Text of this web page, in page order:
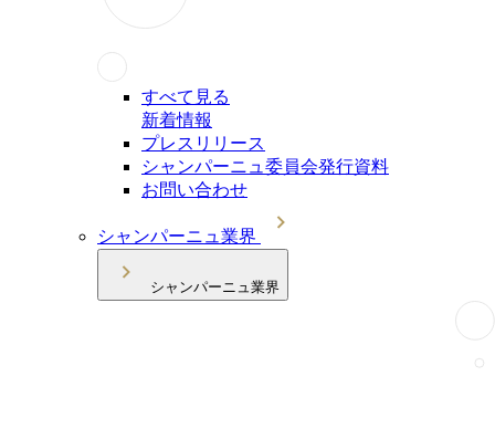
すべて見る
新着情報
プレスリリース
シャンパーニュ委員会発行資料
お問い合わせ
シャンパーニュ業界
シャンパーニュ業界